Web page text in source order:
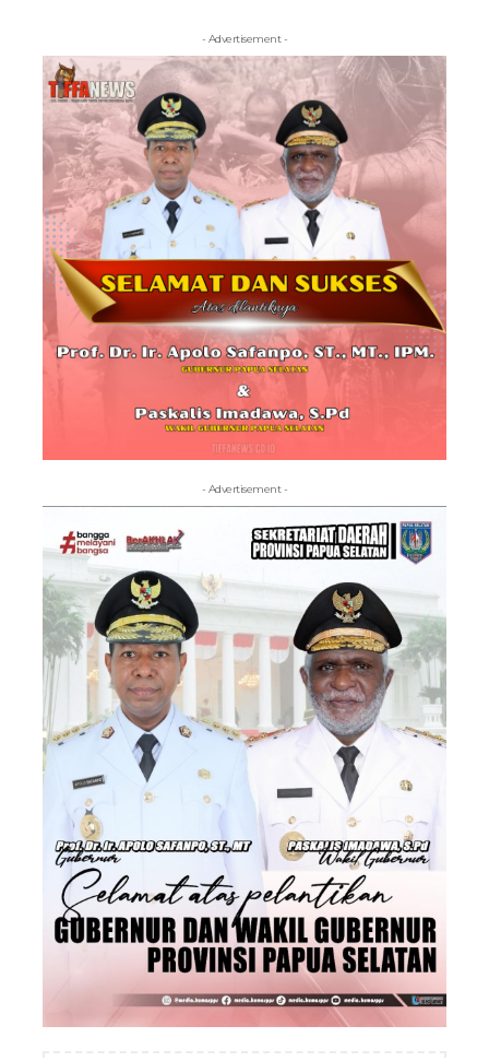
- Advertisement -
- Advertisement -